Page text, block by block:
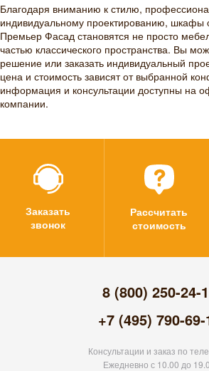
Благодаря вниманию к стилю,
индивидуальному проектированию, шкафы
Премьер Фасад становятся не просто
частью классического пространства. Вы
решение или заказать индивидуальный
цена и стоимость зависят от выбранной
информация и консультации доступны на
компании.
Заказать
звонок
Рассчитать
стоимость
8 (800) 250-24-
+7 (495) 790-69-
Консультации и заказ по
Ежедневно с 10.00 до